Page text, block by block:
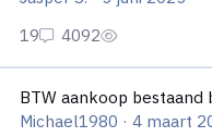
BTW aankoop bestaand
Michael1980 ·4 maart